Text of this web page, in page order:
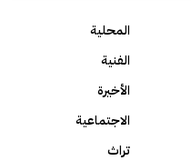
المحلية
الفنية
الأخيرة
الاجتماعية
تراث